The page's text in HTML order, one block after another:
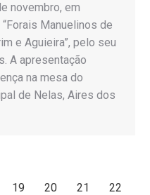
novembro, em
Manuelinos de
e Aguieira”, pelo seu
A apresentação
na mesa do
de Nelas, Aires dos
19 20 21
22